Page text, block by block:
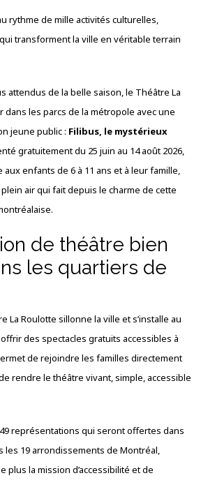
rythme de mille activités culturelles,
transforment la ville en véritable terrain
attendus de la belle saison, le Théâtre La
dans les parcs de la métropole avec une
jeune public : Filibus, le mystérieux
gratuitement du 25 juin au 14 août 2026,
aux enfants de 6 à 11 ans et à leur famille,
air qui fait depuis le charme de cette
de théâtre bien
les quartiers de
La Roulotte sillonne la ville et s’installe au
des spectacles gratuits accessibles à
de rejoindre les familles directement
rendre le théâtre vivant, simple, accessible
représentations qui seront offertes dans
les 19 arrondissements de Montréal,
plus la mission d’accessibilité et de